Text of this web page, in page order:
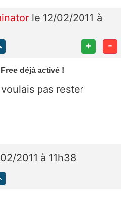
le 12/02/2011 à
+ -
déjà activé !
pas rester
2011 à 11h38